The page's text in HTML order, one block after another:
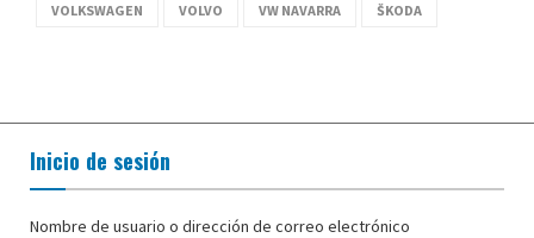
VOLKSWAGEN VOLVO VW NAVARRA ŠKODA
Inicio de sesión
Nombre de usuario o dirección de correo electrónico